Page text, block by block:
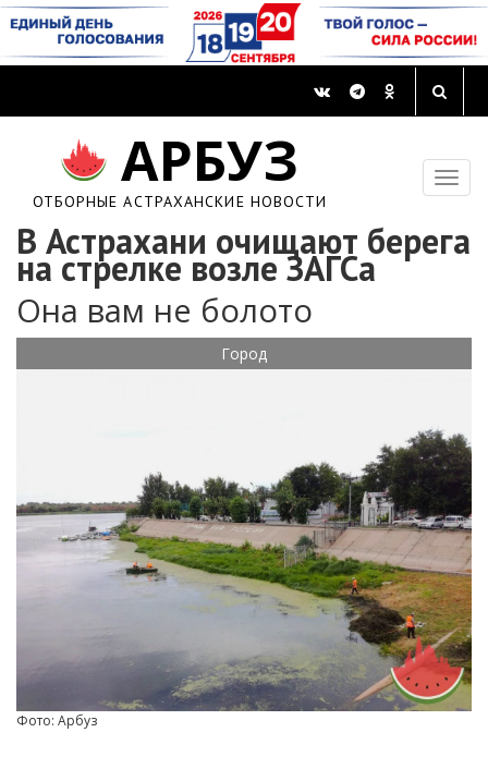
АРБУЗ
ОТБОРНЫЕ АСТРАХАНСКИЕ НОВОСТИ
В Астрахани очищают берега
на стрелке возле ЗАГСа
Она вам не болото
Город
Фото: Арбуз